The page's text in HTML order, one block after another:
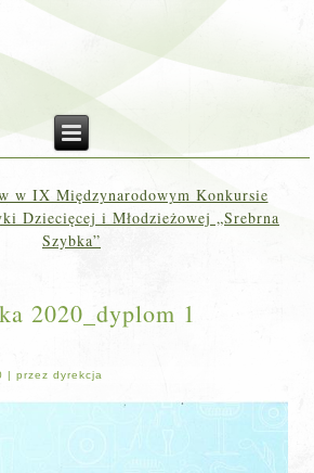
w IX Międzynarodowym Konkursie
Dziecięcej i Młodzieżowej „Srebrna
Szybka”
2020_dyplom 1
|przez dyrekcja